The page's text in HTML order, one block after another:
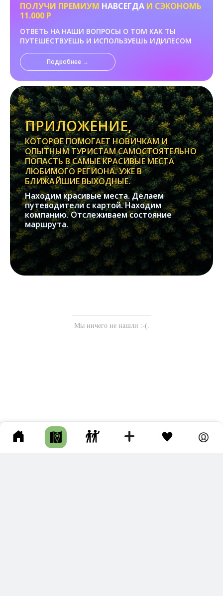
ПОЛУЧИ ПРЕМИУМ НАВСЕГДА И СЭКОНОМЬ
11.000 Р
ОТВЕТЬ НА НАШИ ВОПРОСЫ О ТОМ КАК ТЫ
ПУТЕШЕСТВУЕШЬ И ИСПОЛЬЗУЕШЬ ИДИЛЕСОМ
Подробнее →
ПРИЛОЖЕНИЕ,
КОТОРОЕ ПОМОГАЕТ НОВИЧКАМ И
ОПЫТНЫМ ТУРИСТАМ САМОСТОЯТЕЛЬНО
ПОПАСТЬ В САМЫЕ КРАСИВЫЕ МЕСТА
ЛЮБИМОГО РЕГИОНА. УЖЕ В
БЛИЖАЙШИЕ ВЫХОДНЫЕ.
Находим красивые места. Делаем
путеводители с картой. Находим
компанию. Отслеживаем состояние
маршрута.
Мы ничего не нашли :-(.